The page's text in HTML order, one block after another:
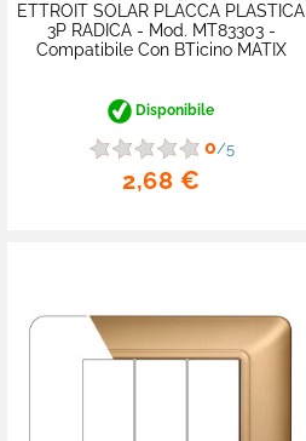
ETTROIT SOLAR PLACCA PLASTICA
3P RADICA - Mod. MT83303 -
Compatibile Con BTicino MATIX
Disponibile
0/5
2,68 €